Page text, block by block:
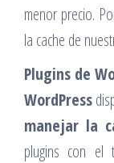
menor precio.
la cache de
Plugins de
WordPress
manejar la
plugins con el